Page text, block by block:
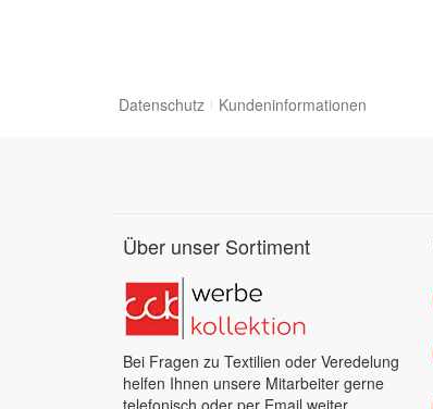
Datenschutz Kundeninformationen
Über unser Sortiment
Bei Fragen zu Textilien oder Veredelung
helfen Ihnen unsere Mitarbeiter gerne
telefonisch oder per Email weiter.